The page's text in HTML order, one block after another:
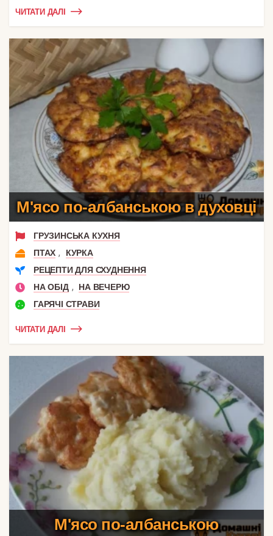
ЧИТАТИ ДАЛІ
М'ясо по-албанською в духовці
ГРУЗИНСЬКА КУХНЯ
ПТАХ ,
КУРКА
РЕЦЕПТИ ДЛЯ СХУДНЕННЯ
НА ОБІД ,
НА ВЕЧЕРЮ
ГАРЯЧІ СТРАВИ
ЧИТАТИ ДАЛІ
М'ясо по-албанською